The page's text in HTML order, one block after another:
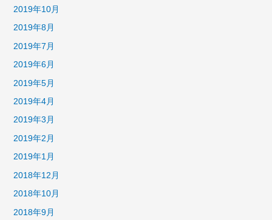
2019年10月
2019年8月
2019年7月
2019年6月
2019年5月
2019年4月
2019年3月
2019年2月
2019年1月
2018年12月
2018年10月
2018年9月